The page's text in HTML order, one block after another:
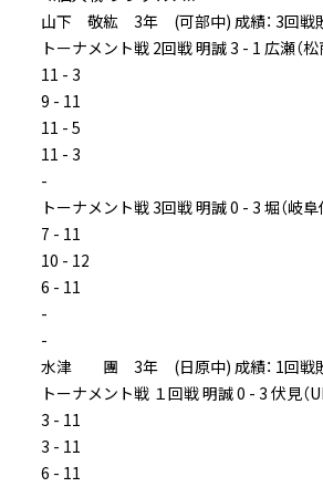
山下 敬紘 3年 (可部中) 成績： 3回戦
トーナメント戦 2回戦 明誠 3 - 1 広瀬（松
11 - 3
9 - 11
11 - 5
11 - 3
-
トーナメント戦 3回戦 明誠 0 - 3 堀（岐阜
7 - 11
10 - 12
6 - 11
-
-
水津 團 3年 (日原中) 成績： 1回戦
トーナメント戦 １回戦 明誠 0 - 3 伏見（
3 - 11
3 - 11
6 - 11